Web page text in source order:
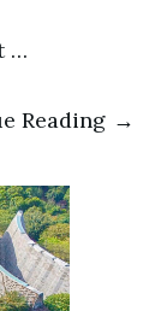
…
Reading →